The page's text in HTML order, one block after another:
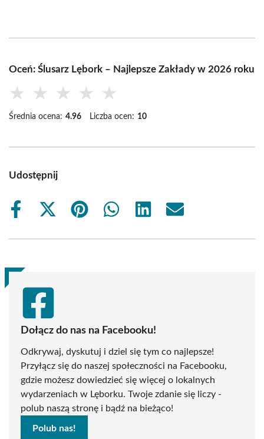
Oceń: Ślusarz Lębork – Najlepsze Zakłady w 2026 roku
★ ★ ★ ★ ★
Średnia ocena: 4.96 Liczba ocen: 10
Udostępnij
Share
Share
(Twitter)
Share
Share
Share
Share
Dołącz do nas na Facebooku!
Odkrywaj, dyskutuj i dziel się tym co najlepsze!
Przyłącz się do naszej społeczności na Facebooku,
gdzie możesz dowiedzieć się więcej o lokalnych
wydarzeniach w Lęborku. Twoje zdanie się liczy -
polub naszą stronę i bądź na bieżąco!
Polub nas!